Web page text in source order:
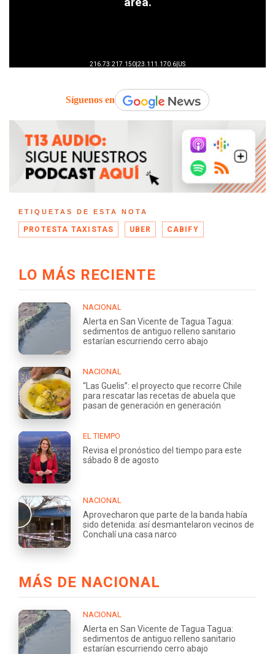
Síguenos en
ETIQUETAS DE ESTA NOTA
PROTESTA TAXISTAS UBER CABIFY
LO MÁS RECIENTE
NACIONAL
Alerta en San Vicente de Tagua Tagua:
sedimentos de antiguo relleno sanitario
estarían escurriendo cerro abajo
NACIONAL
“Las Guelis”: el proyecto que recorre Chile
para rescatar las recetas de abuela que
pasan de generación en generación
EL TIEMPO
Revisa el pronóstico del tiempo para este
sábado 8 de agosto
NACIONAL
Aprovecharon que parte de la banda había
sido detenida: así desmantelaron vecinos de
Conchalí una casa narco
MÁS DE NACIONAL
NACIONAL
Alerta en San Vicente de Tagua Tagua:
sedimentos de antiguo relleno sanitario
estarían escurriendo cerro abajo